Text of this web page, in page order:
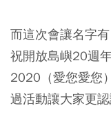
而這次會讓名字
祝開放島嶼20週
2020（愛您愛您
過活動讓大家更